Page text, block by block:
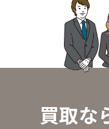
買取な